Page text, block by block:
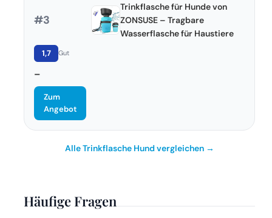
#3
Trinkflasche für Hunde von
ZONSUSE – Tragbare
Wasserflasche für Haustiere
1,7 Gut
–
Zum
Angebot
Alle Trinkflasche Hund vergleichen →
Häufige Fragen